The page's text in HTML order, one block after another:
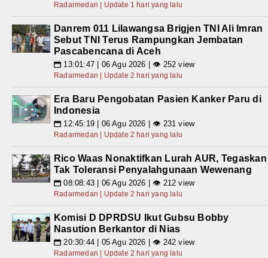
Radarmedan | Update 1 hari yang lalu
Danrem 011 Lilawangsa Brigjen TNI Ali Imran
Sebut TNI Terus Rampungkan Jembatan
Pascabencana di Aceh
📅 13:01:47 | 06 Agu 2026 | 👁 252 view
Radarmedan | Update 2 hari yang lalu
Era Baru Pengobatan Pasien Kanker Paru di
Indonesia
📅 12:45:19 | 06 Agu 2026 | 👁 231 view
Radarmedan | Update 2 hari yang lalu
Rico Waas Nonaktifkan Lurah AUR, Tegaskan
Tak Toleransi Penyalahgunaan Wewenang
📅 08:08:43 | 06 Agu 2026 | 👁 212 view
Radarmedan | Update 2 hari yang lalu
Komisi D DPRDSU Ikut Gubsu Bobby
Nasution Berkantor di Nias
📅 20:30:44 | 05 Agu 2026 | 👁 242 view
Radarmedan | Update 2 hari yang lalu